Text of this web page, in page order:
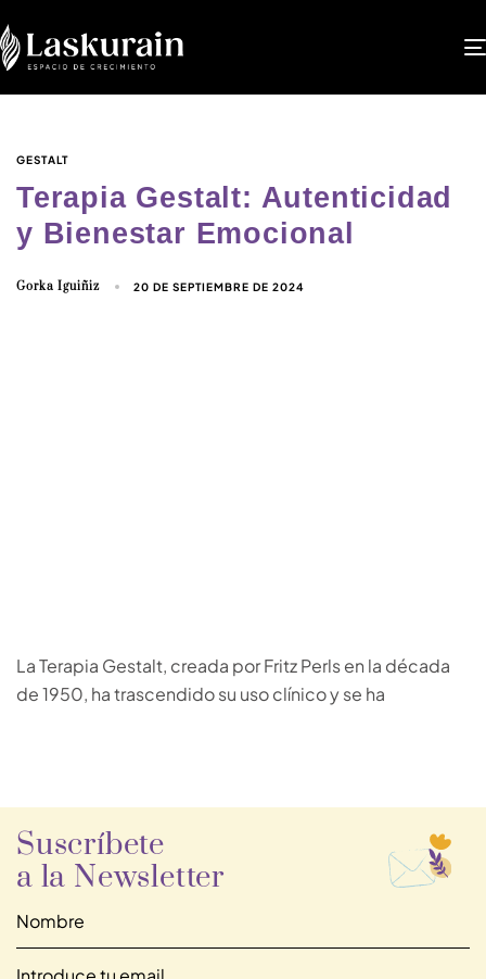
GESTALT
Terapia Gestalt: Autenticidad
y Bienestar Emocional
Gorka Iguiñiz 20 DE SEPTIEMBRE DE 2024
La Terapia Gestalt, creada por Fritz Perls en la década
de 1950, ha trascendido su uso clínico y se ha
Suscríbete
a la Newsletter